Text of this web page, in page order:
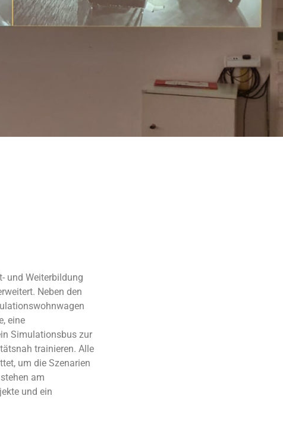
und Weiterbildung
Neben den
eine
Simulationsbus zur
trainieren. Alle
um die Szenarien
am
und ein